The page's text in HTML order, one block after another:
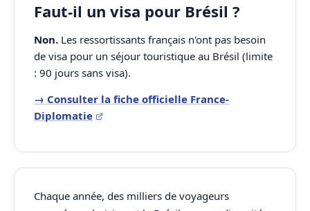
Faut-il un visa pour Brésil ?
Non. Les ressortissants français n'ont pas besoin
de visa pour un séjour touristique au Brésil (limite
: 90 jours sans visa).
→ Consulter la fiche officielle France-
Diplomatie
Chaque année, des milliers de voyageurs